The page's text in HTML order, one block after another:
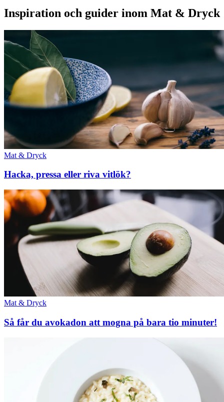
Inspiration och guider inom Mat & Dryck
Mat & Dryck
Hacka, pressa eller riva vitlök?
Mat & Dryck
Så får du avokadon att mogna på bara tio minuter!